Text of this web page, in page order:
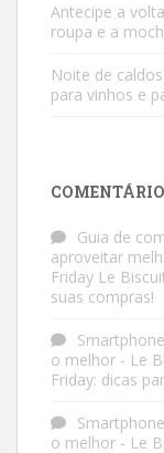
Antecipe a
roupa e a
Noite de
para vinhos e
Guia de
aproveitar
Friday Le
suas compras!
o melhor - Le
Friday: dicas
o melhor - Le